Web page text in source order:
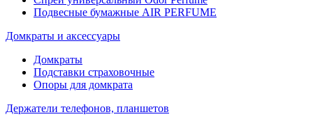
Подвесные бумажные AIR PERFUME
Домкраты и аксессуары
Домкраты
Подставки страховочные
Опоры для домкрата
Держатели телефонов, планшетов